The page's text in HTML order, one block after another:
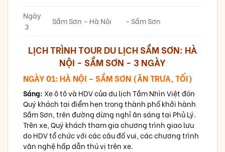
Ngày
3
Sầm Sơn – Hà Nội - Sầm Sơn
LỊCH TRÌNH TOUR DU LỊCH SẦM SƠN: HÀ
NỘI - SẦM SƠN - 3 NGÀY
NGÀY 01: HÀ NỘI – SẦM SƠN (ĂN TRƯA, TỐI)
Sáng:Xe ô tô và HDV của du lịch Tầm Nhìn Việt đón
Quý khách tại điểm hẹn trong thành phố khởi hành
Sầm Sơn, trên đường dừng nghỉ ăn sáng tại Phủ Lý.
Trên xe, Quý khách tham gia chương trình giao lưu
do HDV tổ chức với các câu đố vui, các chương trình
văn nghệ hấp dẫn thú vị trên xe.